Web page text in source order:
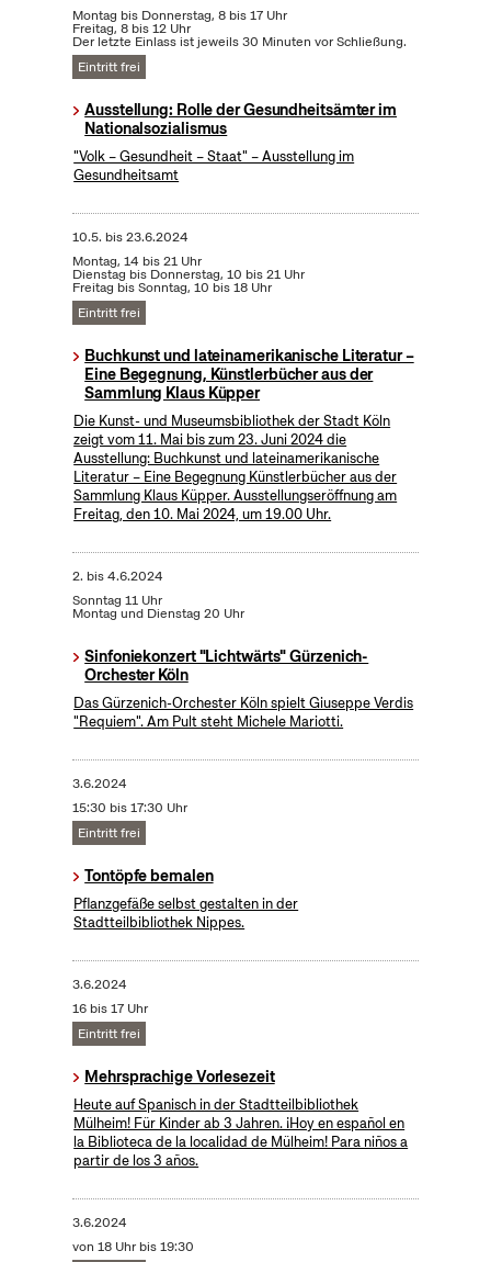
Montag bis Donnerstag, 8 bis 17 Uhr
Freitag, 8 bis 12 Uhr
Der letzte Einlass ist jeweils 30 Minuten vor Schließung.
Eintritt frei
Ausstellung: Rolle der Gesundheitsämter im
Nationalsozialismus
"Volk – Gesundheit – Staat" – Ausstellung im
Gesundheitsamt
10.5. bis23.6.2024
Montag, 14 bis 21 Uhr
Dienstag bis Donnerstag, 10 bis 21 Uhr
Freitag bis Sonntag, 10 bis 18 Uhr
Eintritt frei
Buchkunst und lateinamerikanische Literatur –
Eine Begegnung, Künstlerbücher aus der
Sammlung Klaus Küpper
Die Kunst- und Museumsbibliothek der Stadt Köln
zeigt vom 11. Mai bis zum 23. Juni 2024 die
Ausstellung: Buchkunst und lateinamerikanische
Literatur – Eine Begegnung Künstlerbücher aus der
Sammlung Klaus Küpper. Ausstellungseröffnung am
Freitag, den 10. Mai 2024, um 19.00 Uhr.
2. bis4.6.2024
Sonntag 11 Uhr
Montag und Dienstag 20 Uhr
Sinfoniekonzert "Lichtwärts" Gürzenich-
Orchester Köln
Das Gürzenich-Orchester Köln spielt Giuseppe Verdis
"Requiem". Am Pult steht Michele Mariotti.
3.6.2024
15:30 bis 17:30 Uhr
Eintritt frei
Tontöpfe bemalen
Pflanzgefäße selbst gestalten in der
Stadtteilbibliothek Nippes.
3.6.2024
16 bis 17 Uhr
Eintritt frei
Mehrsprachige Vorlesezeit
Heute auf Spanisch in der Stadtteilbibliothek
Mülheim! Für Kinder ab 3 Jahren. ¡Hoy en español en
la Biblioteca de la localidad de Mülheim! Para niños a
partir de los 3 años.
3.6.2024
von 18 Uhr bis 19:30